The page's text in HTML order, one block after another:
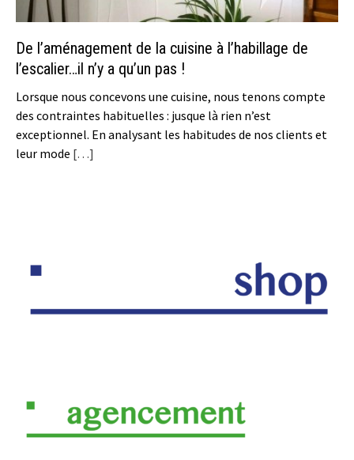
De l’aménagement de la cuisine à l’habillage de
l’escalier…il n’y a qu’un pas !
Lorsque nous concevons une cuisine, nous tenons compte
des contraintes habituelles : jusque là rien n’est
exceptionnel. En analysant les habitudes de nos clients et
leur mode […]